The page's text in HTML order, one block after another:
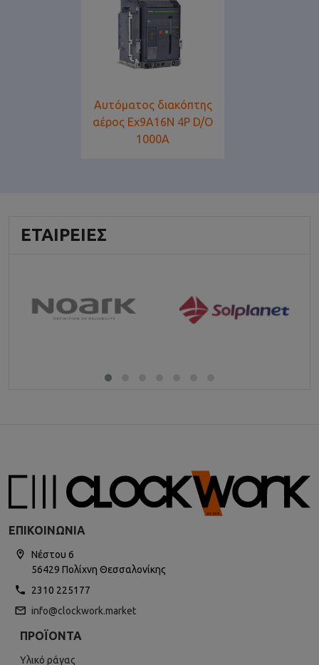
Αυτόματος διακόπτης
αέρος Ex9A16N 4P D/O
1000A
ΕΤΑΙΡΕΊΕΣ
ΕΠΙΚΟΙΝΩΝΊΑ
Νέστου 6
56429 Πολίχνη Θεσσαλονίκης
2310 225177
info@clockwork.market
ΠΡΟΪΌΝΤΑ
Υλικό ράγας